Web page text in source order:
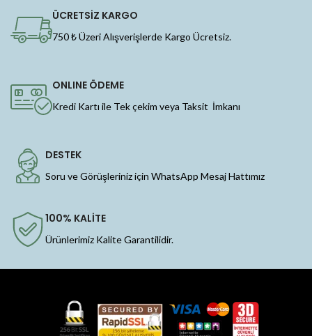
ÜCRETSİZ KARGO
750 ₺ Üzeri Alışverişlerde Kargo Ücretsiz.
ONLINE ÖDEME
Kredi Kartı ile Tek çekim veya Taksit İmkanı
DESTEK
Soru ve Görüşleriniz için WhatsApp Mesaj Hattımız
100% KALİTE
Ürünlerimiz Kalite Garantilidir.